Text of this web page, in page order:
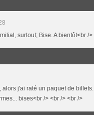
surtout; Bise. A bientôt<br />
j'ai raté un paquet de
bises<br /> <br /> <br />